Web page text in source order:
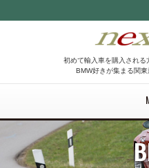
初めて輸入車を購入される
BMW好きが集まる関